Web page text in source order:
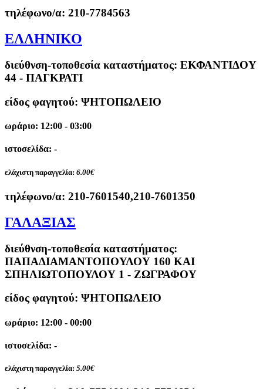
τηλέφωνο/α: 210-7784563
ΕΛΛΗΝΙΚΟ
διεύθνση-τοποθεσία καταστήματος: ΕΚΦΑΝΤΙΔΟΥ
44 - ΠΑΓΚΡΑΤΙ
είδος φαγητού: ΨΗΤΟΠΩΛΕΙΟ
ωράριο: 12:00 - 03:00
ιστοσελίδα: -
ελάχιστη παραγγελία: 6.00€
τηλέφωνο/α: 210-7601540,210-7601350
ΓΑΛΑΞΙΑΣ
διεύθνση-τοποθεσία καταστήματος:
ΠΑΠΑΔΙΑΜΑΝΤΟΠΟΥΛΟΥ 160 ΚΑΙ
ΣΠΗΛΙΩΤΟΠΟΥΛΟΥ 1 - ΖΩΓΡΑΦΟΥ
είδος φαγητού: ΨΗΤΟΠΩΛΕΙΟ
ωράριο: 12:00 - 00:00
ιστοσελίδα: -
ελάχιστη παραγγελία: 5.00€